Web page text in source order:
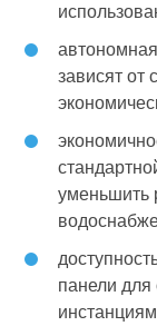
зависят от
уменьшить
панели для